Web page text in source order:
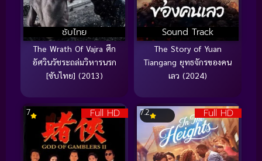
ซับไทย
The Wrath Of Vajra ศึก
อัศวินวัชระถล่มวิหารนรก
[ซับไทย] (2013)
Sound Track
The Story of Yuan
Tiangang ยุทธจักรของคน
เลว (2024)
Full HD
7 Full HD
7.2